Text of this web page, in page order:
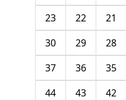
21
22
23
28
29
30
35
36
37
42
43
44